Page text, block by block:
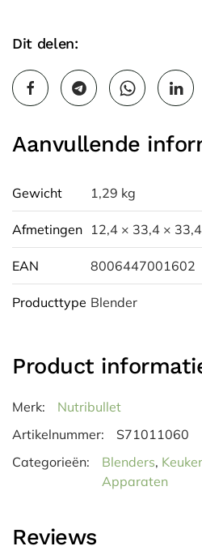
Dit delen:
Aanvullende
Gewicht 1,29 kg
Afmetingen 12,4 × 33,4 ×
EAN 8006447001602
Producttype Blender
Product
Merk:
Nutribullet
Artikelnummer:
S71011060
Categorieën:
Blenders,
Apparaten
Reviews